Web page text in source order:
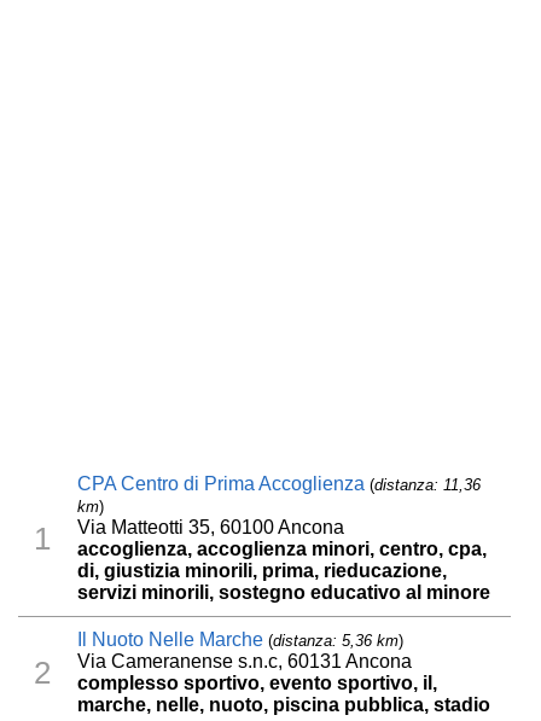
1
CPA Centro di Prima Accoglienza (distanza: 11,36
km)
Via Matteotti 35, 60100 Ancona
accoglienza, accoglienza minori, centro, cpa,
di, giustizia minorili, prima, rieducazione,
servizi minorili, sostegno educativo al minore
2
Il Nuoto Nelle Marche (distanza: 5,36 km)
Via Cameranense s.n.c, 60131 Ancona
complesso sportivo, evento sportivo, il,
marche, nelle, nuoto, piscina pubblica, stadio